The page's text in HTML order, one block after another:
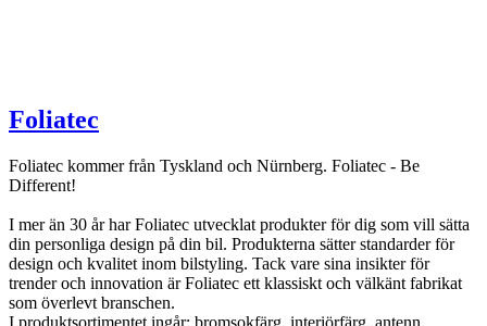
Foliatec
Foliatec kommer från Tyskland och Nürnberg. Foliatec - Be
Different!
I mer än 30 år har Foliatec utvecklat produkter för dig som vill sätta
din personliga design på din bil. Produkterna sätter standarder för
design och kvalitet inom bilstyling. Tack vare sina insikter för
trender och innovation är Foliatec ett klassiskt och välkänt fabrikat
som överlevt branschen.
I produktsortimentet ingår: bromsokfärg, interiörfärg, antenn,